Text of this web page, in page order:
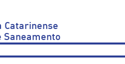
Catarinense
Saneamento